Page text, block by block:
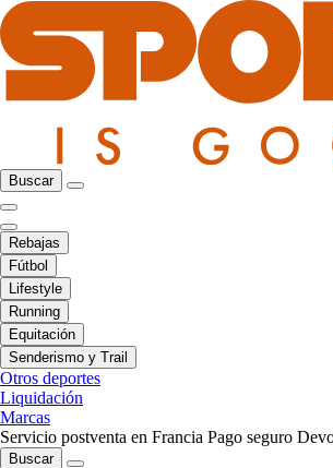
Buscar
Rebajas
Fútbol
Lifestyle
Running
Equitación
Senderismo y Trail
Otros deportes
Liquidación
Marcas
Servicio postventa en Francia Pago seguro
Buscar